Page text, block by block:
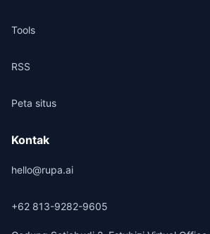
Tools
RSS
Peta situs
Kontak
hello@rupa.ai
+62 813-9282-9605